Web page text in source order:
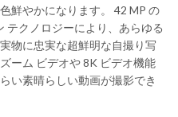
鮮やかになります。 42 MP の
テクノロジーにより、あらゆる
物に忠実な超鮮明な自撮り写
ーム ビデオや 8K ビデオ機能
い素晴らしい動画が撮影でき